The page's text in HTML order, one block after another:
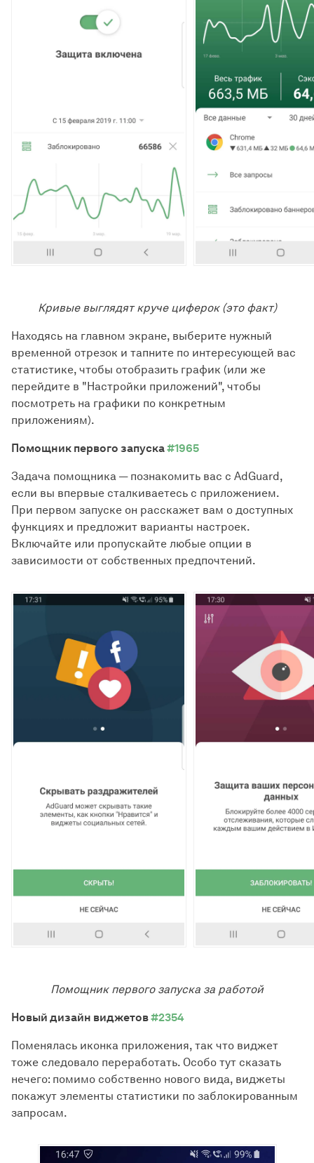
Кривые выглядят круче циферок (это факт)
Находясь на главном экране, выберите нужный
временной отрезок и тапните по интересующей вас
статистике, чтобы отобразить график (или же
перейдите в "Настройки приложений", чтобы
посмотреть на графики по конкретным
приложениям).
Помощник первого запуска#1965
Задача помощника — познакомить вас с AdGuard,
если вы впервые сталкиваетесь с приложением.
При первом запуске он расскажет вам о доступных
функциях и предложит варианты настроек.
Включайте или пропускайте любые опции в
зависимости от собственных предпочтений.
Помощник первого запуска за работой
Новый дизайн виджетов#2354
Поменялась иконка приложения, так что виджет
тоже следовало переработать. Особо тут сказать
нечего: помимо собственно нового вида, виджеты
покажут элементы статистики по заблокированным
запросам.